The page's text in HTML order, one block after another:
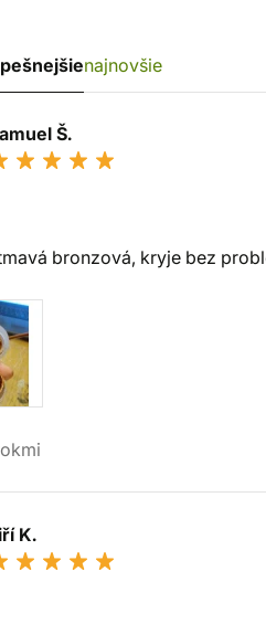
najnovšie
Š.
bronzová, kryje bez
K.